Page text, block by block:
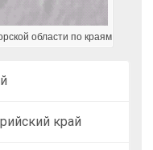
области по краям
край